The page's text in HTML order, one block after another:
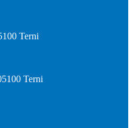
Terni
Terni